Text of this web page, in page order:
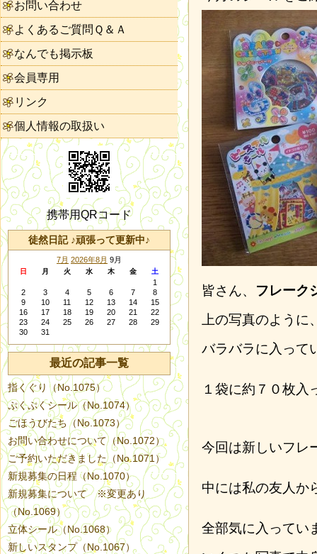
皆さん、 フレーク
上の写真のよう
バラバラに入って
１袋に約７０枚入
今回は新しいフレ
中には私の友人か
全部気に入ってい
お問い合わせ
よくあるご質問Ｑ＆Ａ
なんでも掲示板
会員専用
リンク
個人情報の取扱い
携帯用QRコード
徒然日記 ♪頑張って更新中♪
7月 2026年8月 9月
日 月 火 水 木 金 土
1
2
3 4 5 6 7
8
9
10 11 12 13 14
15
16
17 18 19 20 21
22
23
24 25 26 27 28
29
30
31
最近の記事一覧
指くぐり（No.1075）
ぷくぷくシール（No.1074）
ごほうびたち（No.1073）
お問い合わせについて（No.1072）
ご予約いただきました（No.1071）
新規募集の日程（No.1070）
新規募集について ※変更あり
（No.1069）
立体シール（No.1068）
新しいスタンプ（No.1067）